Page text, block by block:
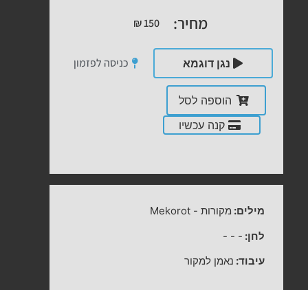
מחיר: ₪150
נגן דוגמא כניסה לפזמון
הוספה לסל
קנה עכשיו
מילים: מקורות -
Mekorot
לחן: -
-
-
עיבוד: נאמן למקור